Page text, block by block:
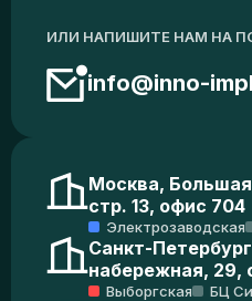
ИЛИ НАПИШИТЕ НАМ НА
info@inno-
Москва,
стр. 13, офис 704
Электрозаводская
Санкт-
набережная, 29,
Выборгская БЦ